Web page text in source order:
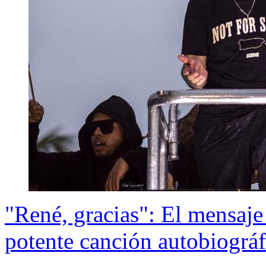
"René, gracias": El
potente canción